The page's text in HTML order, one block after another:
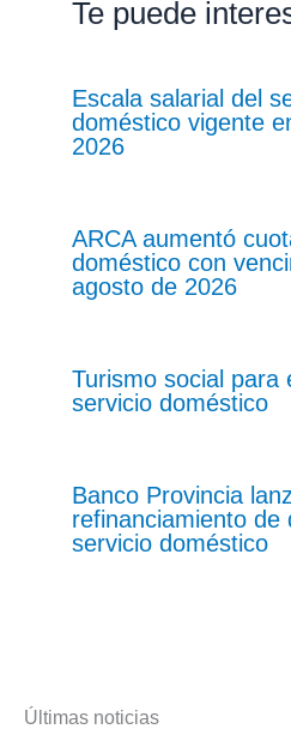
Te puede
Escala salarial del
doméstico vigente
2026
ARCA aumentó
doméstico con
agosto de 2026
Turismo social para
servicio doméstico
Banco Provincia
refinanciamiento de
servicio doméstico
Últimas noticias